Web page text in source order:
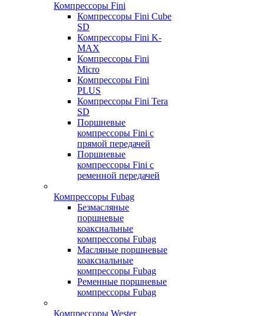
Компрессоры Fini
Компрессоры Fini Cube
SD
Компрессоры Fini K-
MAX
Компрессоры Fini
Micro
Компрессоры Fini
PLUS
Компрессоры Fini Tera
SD
Поршневые
компрессоры Fini с
прямой передачей
Поршневые
компрессоры Fini с
ременной передачей
Компрессоры Fubag
Безмасляные
поршневые
коаксиальные
компрессоры Fubag
Масляные поршневые
коаксиальные
компрессоры Fubag
Ременные поршневые
компрессоры Fubag
Компрессоры Wester